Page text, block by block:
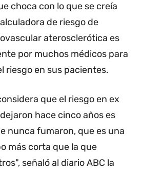
choca con lo que se creía
de riesgo de
aterosclerótica es
por muchos médicos para
riesgo en sus pacientes.
que el riesgo en ex
hace cinco años es
nunca fumaron, que es una
más corta que la que
señaló al diario ABC la